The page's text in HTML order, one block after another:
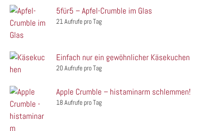
5für5 – Apfel-Crumble im Glas
21 Aufrufe pro Tag
Einfach nur ein gewöhnlicher Käsekuchen
20 Aufrufe pro Tag
Apple Crumble – histaminarm schlemmen!
18 Aufrufe pro Tag